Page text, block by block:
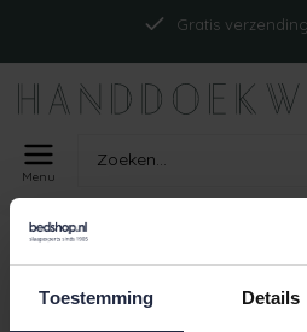
Toestemming Details
Gratis
Menu
Home
PRODUCTEN